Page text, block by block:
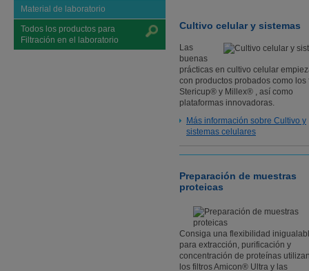
Material de laboratorio
Todos los productos para
Filtración en el laboratorio
Cultivo celular y sistemas
Las
buenas
prácticas en cultivo celular
con productos probados como los
Stericup® y Millex® , así como
plataformas innovadoras.
Más información sobre Cultivo y
sistemas celulares
Preparación de muestras
proteicas
Consiga una flexibilidad
para extracción, purificación y
concentración de proteínas
los filtros Amicon® Ultra y las